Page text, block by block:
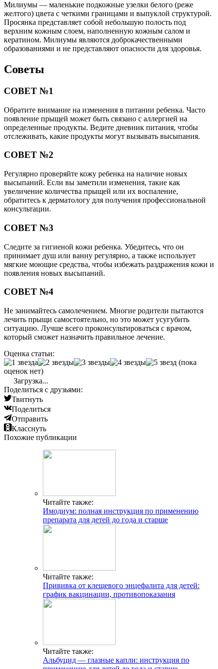
Милиумы — маленькие подкожные узелки белого (реже
желтого) цвета с четкими границами и выпуклой структурой.
Просянка представляет собой небольшую полость под
верхним кожным слоем, наполненную кожным салом и
кератином. Милиумы являются доброкачественными
образованиями и не представляют опасности для здоровья.
Советы
СОВЕТ №1
Обратите внимание на изменения в питании ребенка. Часто
появление прыщей может быть связано с аллергией на
определенные продукты. Ведите дневник питания, чтобы
отслеживать, какие продукты могут вызывать высыпания.
СОВЕТ №2
Регулярно проверяйте кожу ребенка на наличие новых
высыпаний. Если вы заметили изменения, такие как
увеличение количества прыщей или их воспаление,
обратитесь к дерматологу для получения профессиональной
консультации.
СОВЕТ №3
Следите за гигиеной кожи ребенка. Убедитесь, что он
принимает душ или ванну регулярно, а также использует
мягкие моющие средства, чтобы избежать раздражения кожи и
появления новых высыпаний.
СОВЕТ №4
Не занимайтесь самолечением. Многие родители пытаются
лечить прыщи самостоятельно, но это может усугубить
ситуацию. Лучше всего проконсультироваться с врачом,
который сможет назначить правильное лечение.
Оценка статьи:
(пока
оценок нет)
Загрузка...
Поделиться с друзьями:
Твитнуть
Поделиться
Отправить
Класснуть
Похожие публикации
Читайте также:
Имодиум: полная инструкция по применению
препарата для детей до года и старше
Читайте также:
Прививка от клещевого энцефалита для детей:
график вакцинации, противопоказания
Читайте также:
Альбуцид — глазные капли: инструкция по